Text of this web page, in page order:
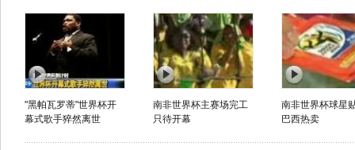
"黑帕瓦罗蒂"世界杯开
幕式歌手猝然离世
南非世界杯主赛场完工
只待开幕
南非世界杯球星
巴西热卖